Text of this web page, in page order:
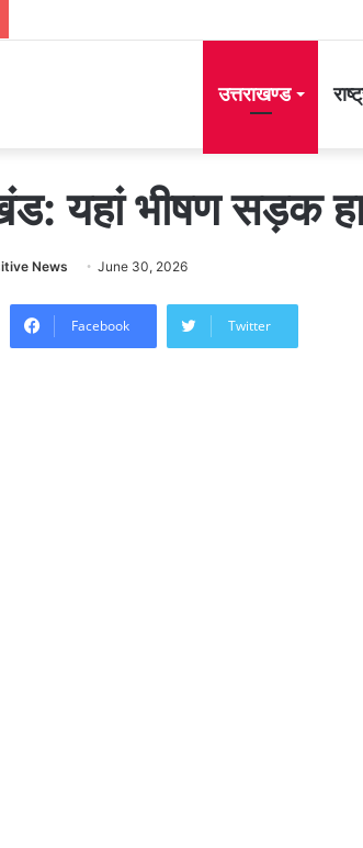
उत्तराखण्ड
यहां भीषण सड़क
News June 30, 2026
Facebook Twitter